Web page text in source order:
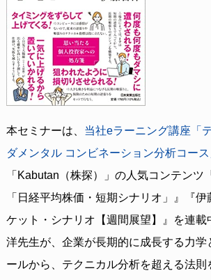
本セミナーは、 当社eラーニング講座「
ダメンタル コンビネーション分析コース
「Kabutan（株探）」の人気コンテンツ
「日経平均株価・短期シナリオ」』『
ケット・シナリオ【週間展望】』を連載
洋先生が、企業が長期的に成長する力学
ールから、テクニカル分析を超える法則